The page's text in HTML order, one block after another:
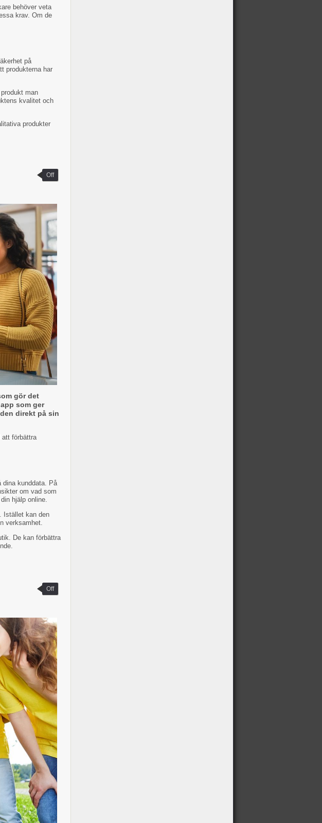
behöver veta
krav. Om de
på
produkterna har
man
kvalitet och
produkter
Off
gör det
som ger
direkt på sin
att förbättra
dina kunddata. På
om vad som
hjälp online.
Istället kan den
verksamhet.
De kan förbättra
Off